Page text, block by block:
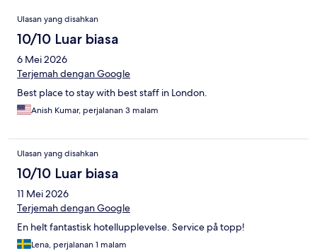
Ulasan
Ulasan yang disahkan
10/10 Luar biasa
6 Mei 2026
Terjemah dengan Google
Best place to stay with best staff in London.
Anish Kumar, perjalanan 3 malam
Ulasan yang disahkan
10/10 Luar biasa
11 Mei 2026
Terjemah dengan Google
En helt fantastisk hotellupplevelse. Service på topp!
Lena, perjalanan 1 malam